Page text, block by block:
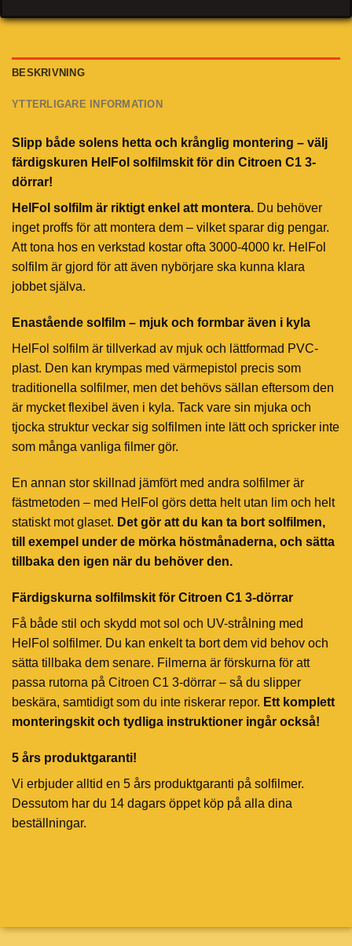
BESKRIVNING
YTTERLIGARE INFORMATION
Slipp både solens hetta och krånglig montering – välj
färdigskuren HelFol solfilmskit för din Citroen C1 3-
dörrar!
HelFol solfilm är riktigt enkel att montera. Du behöver
inget proffs för att montera dem – vilket sparar dig pengar.
Att tona hos en verkstad kostar ofta 3000-4000 kr. HelFol
solfilm är gjord för att även nybörjare ska kunna klara
jobbet själva.
Enastående solfilm – mjuk och formbar även i kyla
HelFol solfilm är tillverkad av mjuk och lättformad PVC-
plast. Den kan krympas med värmepistol precis som
traditionella solfilmer, men det behövs sällan eftersom den
är mycket flexibel även i kyla. Tack vare sin mjuka och
tjocka struktur veckar sig solfilmen inte lätt och spricker inte
som många vanliga filmer gör.
En annan stor skillnad jämfört med andra solfilmer är
fästmetoden – med HelFol görs detta helt utan lim och helt
statiskt mot glaset. Det gör att du kan ta bort solfilmen,
till exempel under de mörka höstmånaderna, och sätta
tillbaka den igen när du behöver den.
Färdigskurna solfilmskit för Citroen C1 3-dörrar
Få både stil och skydd mot sol och UV-strålning med
HelFol solfilmer. Du kan enkelt ta bort dem vid behov och
sätta tillbaka dem senare. Filmerna är förskurna för att
passa rutorna på Citroen C1 3-dörrar – så du slipper
beskära, samtidigt som du inte riskerar repor. Ett komplett
monteringskit och tydliga instruktioner ingår också!
5 års produktgaranti!
Vi erbjuder alltid en 5 års produktgaranti på solfilmer.
Dessutom har du 14 dagars öppet köp på alla dina
beställningar.